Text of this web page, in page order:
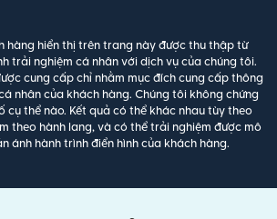
hàng hiển thị trên trang này được thu thập từ
trải nghiệm cá nhân với dịch vụ của chúng tôi.
cung cấp chỉ nhằm mục đích cung cấp thông
nhân của khách hàng. Chúng tôi không chứng
cụ thể nào. Kết quả có thể khác nhau tùy theo
theo hành lang, và có thể trải nghiệm được mô
ánh hành trình điển hình của khách hàng.